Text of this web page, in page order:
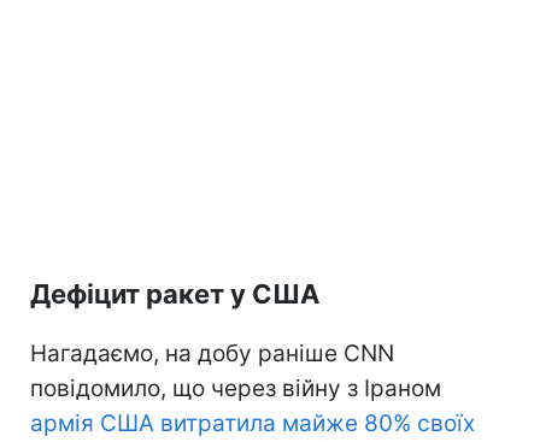
Дефіцит ракет у США
Нагадаємо, на добу раніше CNN
повідомило, що через війну з Іраном
армія США витратила майже 80% своїх